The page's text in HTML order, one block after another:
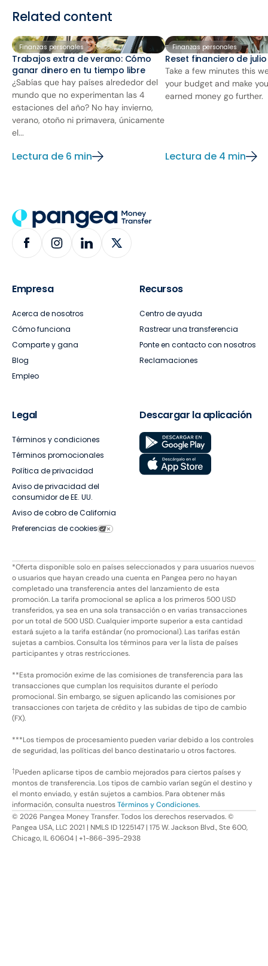
Related content
Finanzas personales
Trabajos extra de verano: Cómo
ganar dinero en tu tiempo libre
¿Sabías que hay países alrededor del
mundo que no experimentan las 4
estaciones del año? No hay invierno,
verano, otoño ni primavera, únicamente
el...
Lectura de 6 min
Finanzas personales
Reset financiero de
Take a few minutes this
your budget and make
earned money go further.
Lectura de 4 min
Empresa
Acerca de nosotros
Cómo funciona
Comparte y gana
Blog
Empleo
Recursos
Centro de ayuda
Rastrear una transferencia
Ponte en contacto con nosotros
Reclamaciones
Legal
Términos y condiciones
Términos promocionales
Política de privacidad
Aviso de privacidad del
consumidor de EE. UU.
Aviso de cobro de California
Preferencias de cookies
Descargar la aplicación
*Oferta disponible solo en países seleccionados y para usuarios nuevos
o usuarios que hayan creado una cuenta en Pangea pero no hayan
completado una transferencia antes del lanzamiento de esta
promoción. La tarifa promocional se aplica a los primeros 500 USD
transferidos, ya sea en una sola transacción o en varias transacciones
por un total de 500 USD. Cualquier importe superior a esta cantidad
estará sujeto a la tarifa estándar (no promocional). Las tarifas están
sujetas a cambios. Consulta los términos para ver la lista de países
participantes y otras restricciones.
**Esta promoción exime de las comisiones de transferencia para las
transacciones que cumplan los requisitos durante el período
promocional. Sin embargo, se siguen aplicando las comisiones por
transacciones con tarjeta de crédito y las subidas de tipo de cambio
(FX).
***Los tiempos de procesamiento pueden variar debido a los controles
de seguridad, las políticas del banco destinatario u otros factores.
†Pueden aplicarse tipos de cambio mejorados para ciertos países y
montos de transferencia. Los tipos de cambio varían según el destino y
el monto enviado, y están sujetos a cambios. Para obtener más
información, consulta nuestrosTérminos y Condiciones.
© 2026 Pangea Money Transfer. Todos los derechos reservados. ©
Pangea USA, LLC 2021 | NMLS ID 1225147 | 175 W. Jackson Blvd., Ste 600,
Chicago, IL 60604 | +1-866-395-2938